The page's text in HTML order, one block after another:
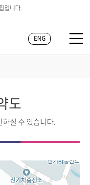
입니다.
ENG
도
실 수 있습니다.